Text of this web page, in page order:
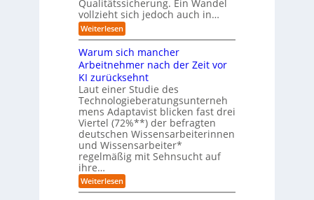
)
B
l
i
k
a
u
f
K
I
-
A
g
e
n
t
e
n
a
u
c
h
A
b
l
ä
u
f
e
v
e
r
ä
n
d
r
n
Qualitätssicherung. Ein Wandel
vollzieht sich jedoch auch in…
Weiterlesen:
K
I
-
A
s
s
i
s
t
e
n
t
e
n
a
l
s
Warum sich mancher
Arbeitnehmer nach der Zeit vor
KI zurücksehnt
Laut einer Studie des
Technologieberatungsunterneh
mens Adaptavist blicken fast drei
Viertel (72%**) der befragten
deutschen Wissensarbeiterinnen
und Wissensarbeiter*
regelmäßig mit Sehnsucht auf
ihre…
Weiterlesen:
W